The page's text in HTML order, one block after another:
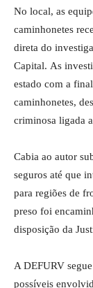
No local, as
caminhonetes
direta do
Capital. As
estado com a
caminhonetes,
criminosa ligada
Cabia ao autor
seguros até que
para regiões de
preso foi
disposição da
A DEFURV
possíveis